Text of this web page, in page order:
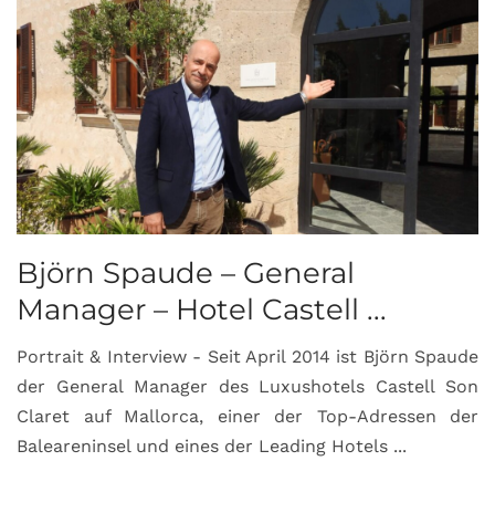
Björn Spaude – General
Manager – Hotel Castell ...
Portrait & Interview - Seit April 2014 ist Björn Spaude
der General Manager des Luxushotels Castell Son
Claret auf Mallorca, einer der Top-Adressen der
Baleareninsel und eines der Leading Hotels ...